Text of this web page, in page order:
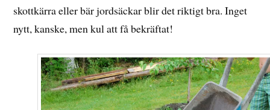
skottkärra eller bär jordsäckar blir det riktigt bra. Inget
nytt, kanske, men kul att få bekräftat!